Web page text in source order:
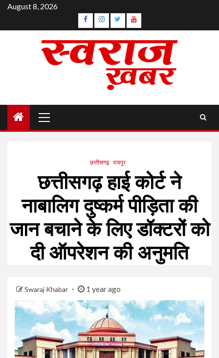
Skip
content
August 8, 2026
Facebook
Instagram
TwitterYouTube
Menu
छत्तीसगढ़ रायपुर
छत्तीसगढ़ हाई कोर्ट ने
नाबालिग दुष्कर्म पीड़िता की
जान बचाने के लिए डॉक्टरों को
दी ऑपरेशन की अनुमति
Swaraj Khabar 1 year ago